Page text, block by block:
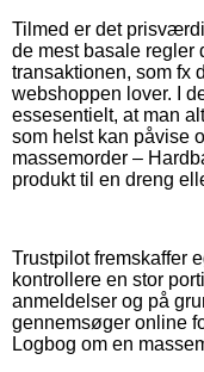
Tilmed er det
de mest basale regler
transaktionen, som fx
webshoppen lover. I
essesentielt, at man
som helst kan påvise
massemorder –
produkt til en dreng
Trustpilot fremskaffer
kontrollere en stor
anmeldelser og på
gennemsøger online
Logbog om en